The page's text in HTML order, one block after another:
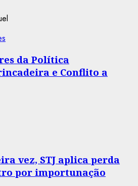
da Política
e Conflito a
vez, STJ aplica perda
por importunação